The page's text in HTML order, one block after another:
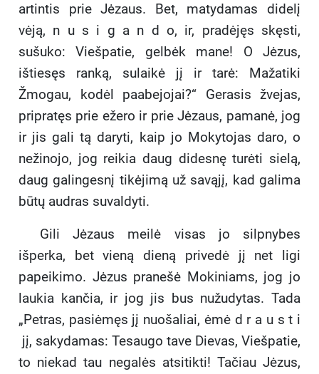
artintis prie Jėzaus. Bet, matydamas didelį
vėją, n u s i g a n d o, ir, pradėjęs skęsti,
sušuko: Viešpatie, gelbėk mane! O Jėzus,
ištiesęs ranką, sulaikė jį ir tarė: Mažatiki
Žmogau, kodėl paabejojai?“ Gerasis žvejas,
pripratęs prie ežero ir prie Jėzaus, pamanė, jog
ir jis gali tą daryti, kaip jo Mokytojas daro, o
nežinojo, jog reikia daug didesnę turėti sielą,
daug galingesnį tikėjimą už savąjį, kad galima
būtų audras suvaldyti.
Gili Jėzaus meilė visas jo silpnybes
išperka, bet vieną dieną privedė jį net ligi
papeikimo. Jėzus pranešė Mokiniams, jog jo
laukia kančia, ir jog jis bus nužudytas. Tada
„Petras, pasiėmęs jį nuošaliai, ėmė d r a u s t i
jį, sakydamas: Tesaugo tave Dievas, Viešpatie,
to niekad tau negalės atsitikti! Tačiau Jėzus,